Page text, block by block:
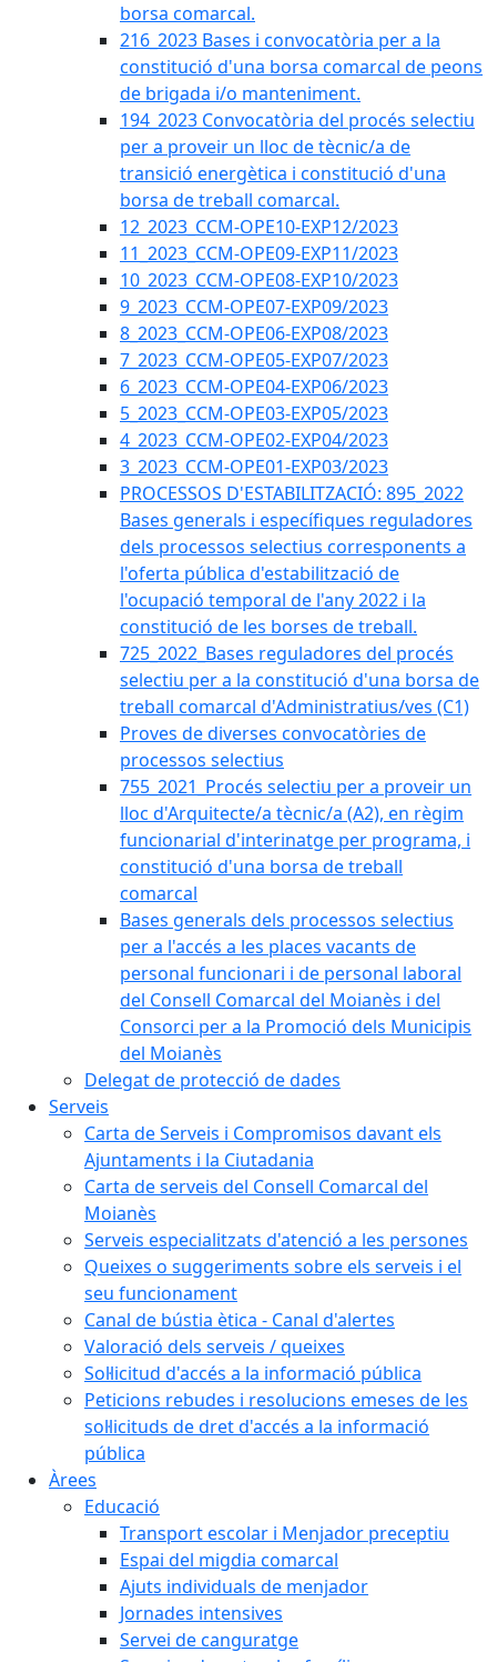
borsa comarcal.
216_2023 Bases i convocatòria per a la
constitució d'una borsa comarcal de peons
de brigada i/o manteniment.
194_2023 Convocatòria del procés selectiu
per a proveir un lloc de tècnic/a de
transició energètica i constitució d'una
borsa de treball comarcal.
12_2023_CCM-OPE10-EXP12/2023
11_2023_CCM-OPE09-EXP11/2023
10_2023_CCM-OPE08-EXP10/2023
9_2023_CCM-OPE07-EXP09/2023
8_2023_CCM-OPE06-EXP08/2023
7_2023_CCM-OPE05-EXP07/2023
6_2023_CCM-OPE04-EXP06/2023
5_2023_CCM-OPE03-EXP05/2023
4_2023_CCM-OPE02-EXP04/2023
3_2023_CCM-OPE01-EXP03/2023
PROCESSOS D'ESTABILITZACIÓ: 895_2022
Bases generals i específiques reguladores
dels processos selectius corresponents a
l'oferta pública d'estabilització de
l'ocupació temporal de l'any 2022 i la
constitució de les borses de treball.
725_2022_Bases reguladores del procés
selectiu per a la constitució d'una borsa de
treball comarcal d'Administratius/ves (C1)
Proves de diverses convocatòries de
processos selectius
755_2021_Procés selectiu per a proveir un
lloc d'Arquitecte/a tècnic/a (A2), en règim
funcionarial d'interinatge per programa, i
constitució d'una borsa de treball
comarcal
Bases generals dels processos selectius
per a l'accés a les places vacants de
personal funcionari i de personal laboral
del Consell Comarcal del Moianès i del
Consorci per a la Promoció dels Municipis
del Moianès
Delegat de protecció de dades
Serveis
Carta de Serveis i Compromisos davant els
Ajuntaments i la Ciutadania
Carta de serveis del Consell Comarcal del
Moianès
Serveis especialitzats d'atenció a les persones
Queixes o suggeriments sobre els serveis i el
seu funcionament
Canal de bústia ètica - Canal d'alertes
Valoració dels serveis / queixes
Sol·licitud d'accés a la informació pública
Peticions rebudes i resolucions emeses de les
sol·licituds de dret d'accés a la informació
pública
Àrees
Educació
Transport escolar i Menjador preceptiu
Espai del migdia comarcal
Ajuts individuals de menjador
Jornades intensives
Servei de canguratge